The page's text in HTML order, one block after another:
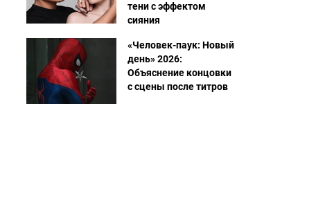
тени с эффектом
сияния
«Человек-паук: Новый
день» 2026:
Объяснение концовки
с сцены после титров